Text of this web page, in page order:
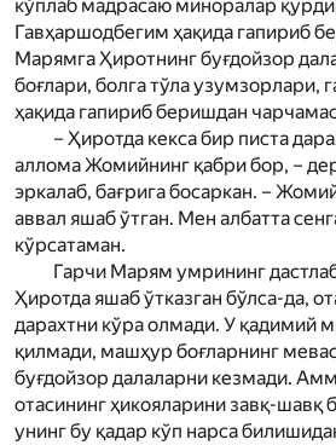
кўплаб мадрасаю миноралар
Гавҳаршодбегим ҳақида гапириб
Мар­ямга Ҳиротнинг буғдойзор
боғлари, болга тўла узумзорлари,
ҳақида гапириб беришдан
– Ҳиротда кекса бир писта
аллома Жомийнинг қабри бор, –
эркалаб, бағрига босаркан. –
аввал яшаб ўтган. Мен албатта
кўрсатаман.
Гарчи Мар­ям умрининг
Ҳиротда яшаб ўтказган бўлса-да,
дарахтни кўра олмади. У қадимий
қилмади, машҳур боғларнинг
буғдойзор далаларни кезмади.
отасининг ҳикояларини завқ-шавқ
унинг бу қадар кўп нарса